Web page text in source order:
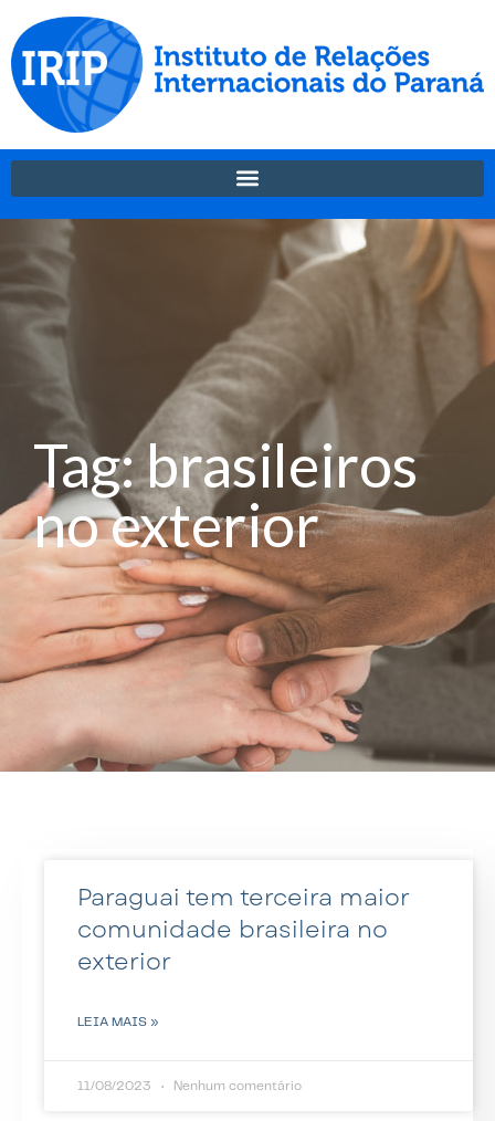
Tag: brasileiros
no exterior
Paraguai tem terceira maior
comunidade brasileira no
exterior
LEIA MAIS »
11/08/2023 Nenhum comentário